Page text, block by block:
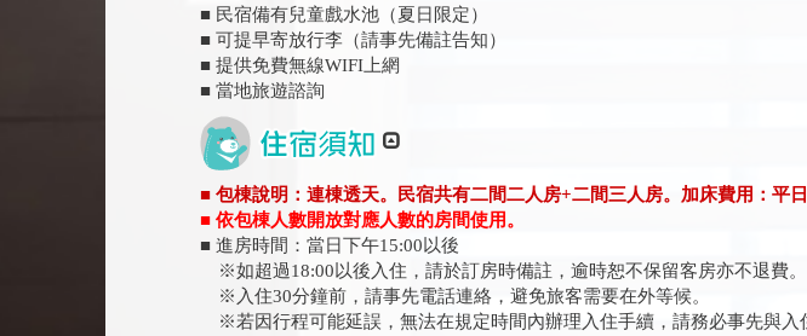
■ 民宿備有兒童戲水池（夏日限定）
■ 可提早寄放行李（請事先備註告知）
■ 提供免費無線WIFI上網
■ 當地旅遊諮詢
■ 包棟說明：連棟透天。民宿共有二間二人房+二間三人房。加床費用：平
■ 依包棟人數開放對應人數的房間使用。
■ 進房時間：當日下午15:00以後
※如超過18:00以後入住，請於訂房時備註，逾時恕不保留客房亦不退費。
※入住30分鐘前，請事先電話連絡，避免旅客需要在外等候。
※若因行程可能延誤，無法在規定時間內辦理入住手續，請務必事先與入